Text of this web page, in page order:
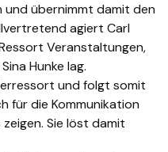
übernimmt damit den
agiert Carl
Veranstaltungen,
Hunke lag.
und folgt somit
für die Kommunikation
Sie löst damit